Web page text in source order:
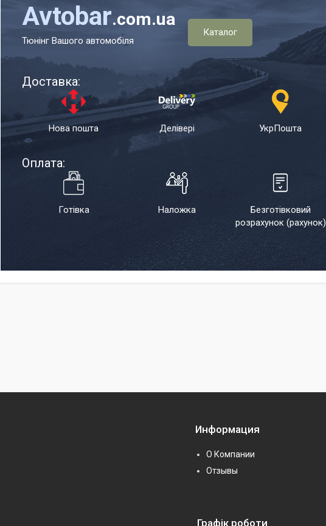
Avtobar.com.ua
Тюнінг Вашого автомобіля
Каталог
Доставка:
Нова пошта Делівері УкрПошта
Оплата:
Готівка Наложка
Безготівковий
розрахунок (рахунок)
Информация
О Компании
Отзывы
Графік роботи